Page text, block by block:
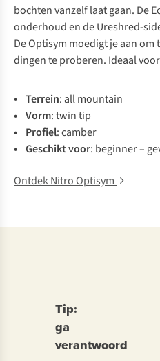
bochten vanzelf laat gaan. De
onderhoud en deUreshred-
De Optisym moedigt je aan
dingen te proberen. Ideaal
• Terrein: allmountain
• Vorm:twin tip
• Profiel:camber
• Geschiktvoor: beginner–
Ontdek Nitro Optisym
Tip:
ga
verantwoord